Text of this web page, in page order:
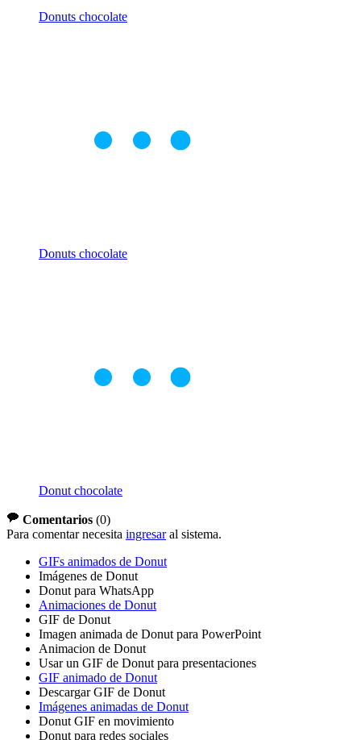
Donuts chocolate
Donuts chocolate
Donut chocolate
Comentarios (0)
Para comentar necesita ingresaral sistema.
GIFs animados de Donut
Imágenes de Donut
Donut para WhatsApp
Animaciones de Donut
GIF de Donut
Imagen animada de Donut para PowerPoint
Animacion de Donut
Usar un GIF de Donut para presentaciones
GIF animado de Donut
Descargar GIF de Donut
Imágenes animadas de Donut
Donut GIF en movimiento
Donut para redes sociales